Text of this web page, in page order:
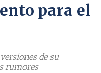
para el
de su
rumores